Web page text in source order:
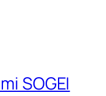
SOGEI